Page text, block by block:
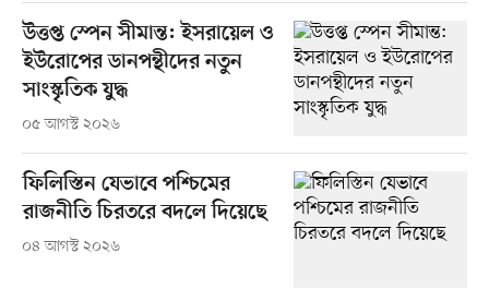
উত্তপ্ত স্পেন সীমান্ত: ইসরায়েল ও
ইউরোপের ডানপন্থীদের নতুন
সাংস্কৃতিক যুদ্ধ
০৫ আগস্ট ২০২৬
ফিলিস্তিন যেভাবে পশ্চিমের
রাজনীতি চিরতরে বদলে দিয়েছে
০৪ আগস্ট ২০২৬